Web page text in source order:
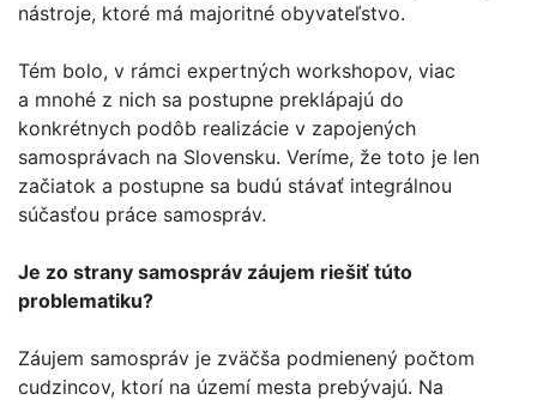
nástroje, ktoré má majoritné obyvateľstvo.
Tém bolo, v rámci expertných workshopov, viac
a mnohé z nich sa postupne preklápajú do
konkrétnych podôb realizácie v zapojených
samosprávach na Slovensku. Veríme, že toto je len
začiatok a postupne sa budú stávať integrálnou
súčasťou práce samospráv.
Je zo strany samospráv záujem riešiť túto
problematiku?
Záujem samospráv je zväčša podmienený počtom
cudzincov, ktorí na území mesta prebývajú. Na